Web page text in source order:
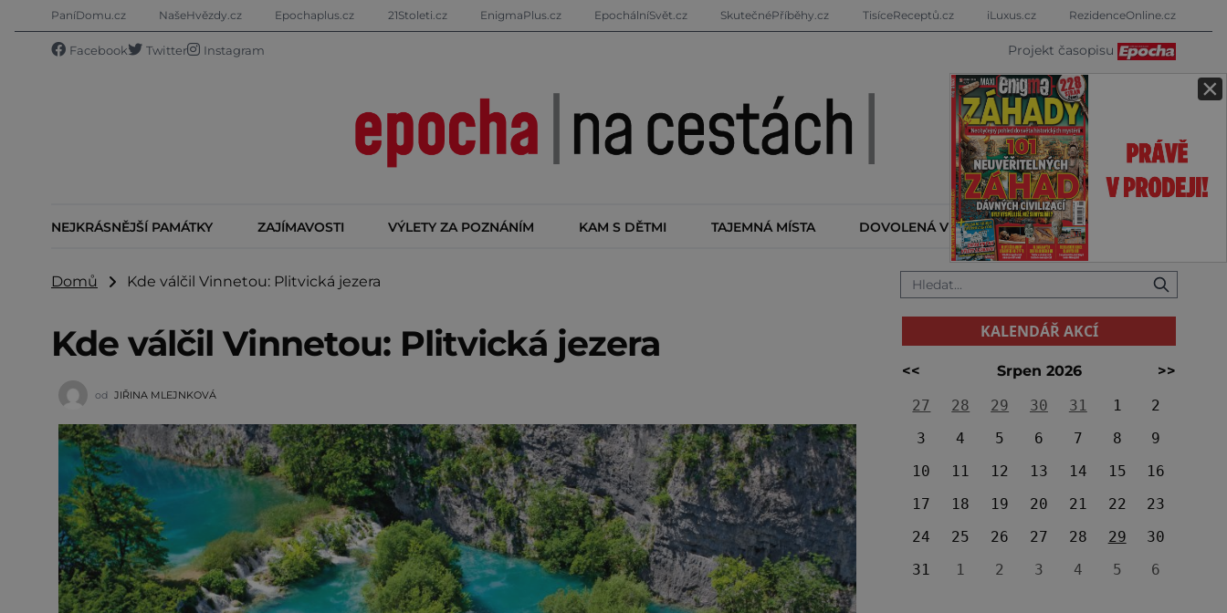
×
PaníDomu.cz NašeHvězdy.cz Epochaplus.cz 21Stoleti.cz EnigmaPlus.cz EpochálníSvět.cz SkutečnéPříběhy.cz TisíceReceptů.cz iLuxus.cz RezidenceOnline.cz
Facebook Twitter Instagram Projekt časopisu
NEJKRÁSNĚJŠÍ PAMÁTKY ZAJÍMAVOSTI VÝLETY ZA POZNÁNÍM KAM S DĚTMI TAJEMNÁ MÍSTA DOVOLENÁ V ZAHRANIČÍ KALENDÁŘ AKCÍ
Domů Kde válčil Vinnetou: Plitvická jezera
Kde válčil Vinnetou: Plitvická jezera
od JIŘINA MLEJNKOVÁ
KALENDÁŘ AKCÍ
<< Srpen 2026
>>
27
28 29 30 31 1
2
3
4 5 6 7 8
9
10
11 12 13 14 15
16
17
18 19 20 21 22
23
24
25 26 27 28 29
30
31
1 2 3 4 5 6